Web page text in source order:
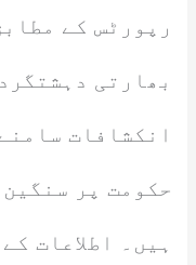
رپورٹس کے
بھارتی
انکشافات
حکومت پر
ہیں۔ اطلاعات